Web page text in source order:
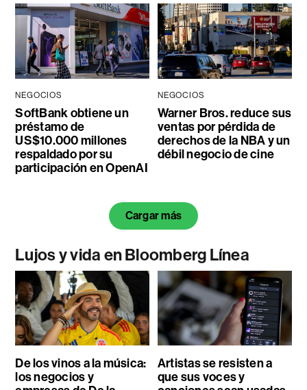
NEGOCIOS
SoftBank obtiene un
préstamo de
US$10.000 millones
respaldado por su
participación en OpenAI
NEGOCIOS
Warner Bros. reduce sus
ventas por pérdida de
derechos de la NBA y un
débil negocio de cine
Cargar más
Lujos y vida en Bloomberg Línea
De los vinos a la música:
los negocios y
Artistas se resisten a
que sus voces y